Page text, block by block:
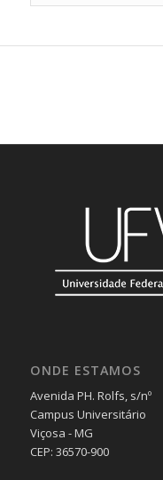
ONDE ESTAMOS
Avenida PH. Rolfs, s/nº
Campus Universitário
Viçosa - MG
CEP: 36570-900